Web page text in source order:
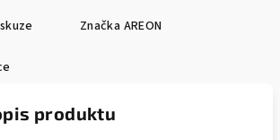
Značka AREON
produktu